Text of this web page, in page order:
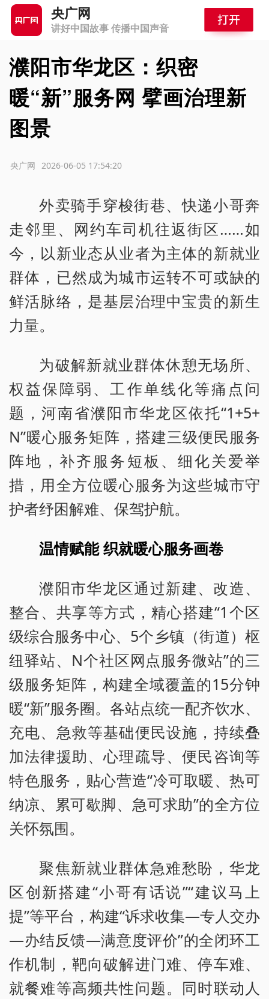
央广网
讲好中国故事 传播中国声音
濮阳市华龙区：织密
暖“新”服务网 擘画治理新
图景
2026-06-05 17:54:20
央广网
外卖骑手穿梭街巷、快递小哥奔
走邻里、网约车司机往返街区……如
今，以新业态从业者为主体的新就业
群体，已然成为城市运转不可或缺的
鲜活脉络，是基层治理中宝贵的新生
力量。
为破解新就业群体休憩无场所、
权益保障弱、工作单线化等痛点问
题，河南省濮阳市华龙区依托“1+5+
N”暖心服务矩阵，搭建三级便民服务
阵地，补齐服务短板、细化关爱举
措，用全方位暖心服务为这些城市守
护者纾困解难、保驾护航。
温情赋能 织就暖心服务画卷
濮阳市华龙区通过新建、改造、
整合、共享等方式，精心搭建“1个区
级综合服务中心、5个乡镇（街道）枢
纽驿站、N个社区网点服务微站”的三
级服务矩阵，构建全域覆盖的15分钟
暖“新”服务圈。各站点统一配齐饮水、
充电、急救等基础便民设施，持续叠
加法律援助、心理疏导、便民咨询等
特色服务，贴心营造“冷可取暖、热可
纳凉、累可歇脚、急可求助”的全方位
关怀氛围。
聚焦新就业群体急难愁盼，华龙
区创新搭建“小哥有话说”“建议马上
提”等平台，构建“诉求收集—专人交办
—办结反馈—满意度评价”的全闭环工
作机制，靶向破解进门难、停车难、
就餐难等高频共性问题。同时联动人